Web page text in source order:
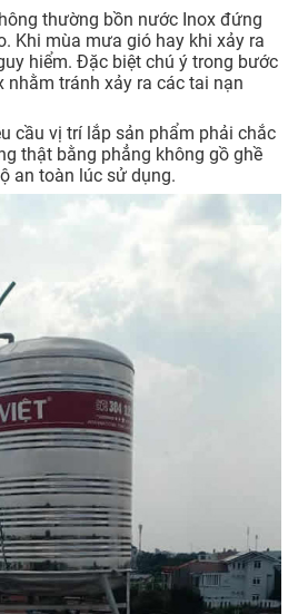
thường bồn nước Inox đứng
Khi mùa mưa gió hay khi xảy ra
hiểm. Đặc biệt chú ý trong bước
nhằm tránh xảy ra các tai nạn
cầu vị trí lắp sản phẩm phải chắc
thật bằng phẳng không gồ ghề
an toàn lúc sử dụng.